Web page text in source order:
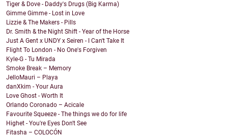
Tiger & Dove - Daddy's Drugs (Big Karma)
Gimme Gimme - Lost in Love
Lizzie & The Makers - Pills
Dr. Smith & the Night Shift - Year of the Horse
Just A Gent x UNDY x Seiren - I Can't Take It
Flight To London - No One's Forgiven
Kyle-G - Tu Mirada
Smoke Break – Memory
JelloMauri – Playa
danXkim - Your Aura
Love Ghost - Worth It
Orlando Coronado – Acicale
Favourite Squeeze - The things we do for life
Highet - You're Eyes Don't See
Fitasha – COLOCÓN